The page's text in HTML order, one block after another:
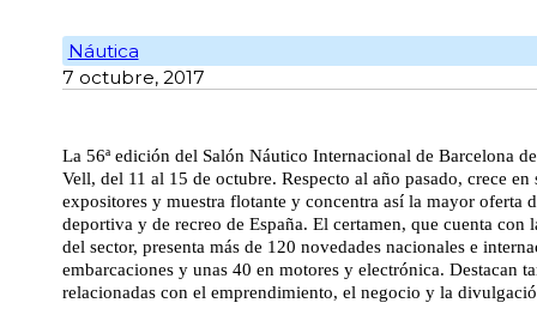
Náutica
7 octubre, 2017
La 56ª edición del Salón Náutico Internacional de Barcelona
Vell, del 11 al 15 de octubre. Respecto al año pasado, crece en
expositores y muestra flotante y concentra así la mayor oferta
deportiva y de recreo de España. El certamen, que cuenta con
del sector, presenta más de 120 novedades nacionales e
embarcaciones y unas 40 en motores y electrónica. Destacan
relacionadas con el emprendimiento, el negocio y la